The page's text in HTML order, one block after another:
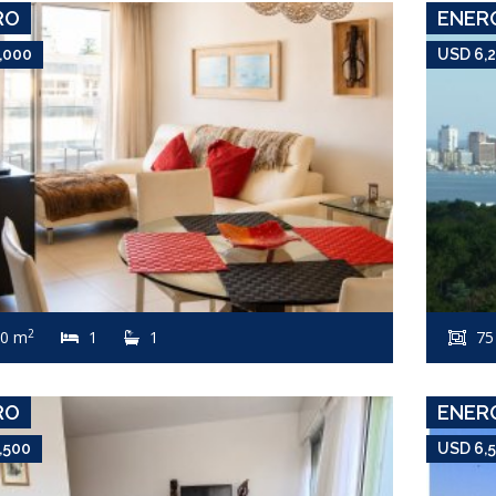
m2 1 1
USD
USD 6,500
Apartamento #4656
PENÍNSULA
USD